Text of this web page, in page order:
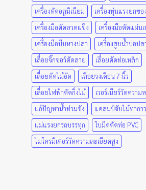
เครื่องตัดอลูมิเนียม
เครื่องทุ่นแรงยกขอ
เครื่องมือตัดลวดแข็ง
เครื่องมือตัดแผ่น
เครื่องมือบีบหางปลา
เครื่องสูบน้ำบ่อปล
เลื่อยจิ๊กซอว์ตัดลาย
เลื่อยตัดท่อเหล็ก
เลื่อยตัดไม้อัด
เลื่อยวงเดือน 7 นิ้ว
เลื่อยไฟฟ้าตัดกิ่งไม้
เวอร์เนียร์วัดความ
แก้ปัญหาน้ำท่วมขัง
แคลมป์จับไม้ทากาว
แม่แรงยกรถบรรทุก
ใบมีดตัดท่อ PVC
ไมโครมิเตอร์วัดความละเอียดสูง